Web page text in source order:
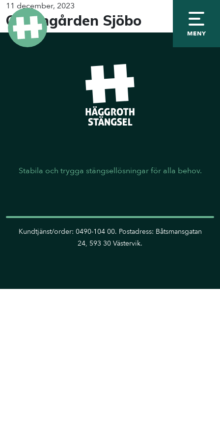
MENY
11 december, 2023
Granngården Sjöbo
Stabila och trygga stängsellösningar för alla behov.
Kundtjänst/order: 0490-104 00. Postadress: Båtsmansgatan
24, 593 30 Västervik.